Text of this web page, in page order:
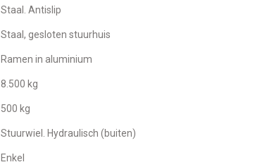
Staal. Antislip
Staal, gesloten stuurhuis
Ramen in aluminium
8.500 kg
500 kg
Stuurwiel. Hydraulisch (buiten)
Enkel